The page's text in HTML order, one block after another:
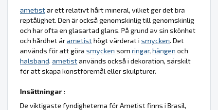
ametistär ett relativt hårt mineral, vilket ger det bra
reptålighet. Den är också genomskinlig till genomskinlig
och har ofta en glasartad glans. På grund av sin skönhet
och hårdhet ärametisthögt värderat i smycken. Det
används för att göra smycken som ringar, hängen och
halsband. ametistanvänds också i dekoration, särskilt
för att skapa konstföremål eller skulpturer.
Insättningar :
De viktigaste fyndigheterna för Ametist finns i Brasil,